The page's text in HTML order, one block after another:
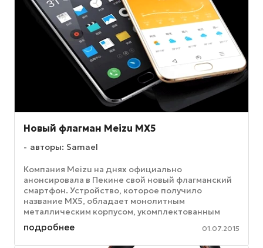
Новый флагман Meizu MX5
авторы: Samael
Компания Meizu на днях официально
анонсировала в Пекине свой новый флагманский
смартфон. Устройство, которое получило
название MX5, обладает монолитным
металлическим корпусом, укомплектованным
выдвижным лотком для установки двух nanoSIM-
карт. ...
подробнее 01.07.2015